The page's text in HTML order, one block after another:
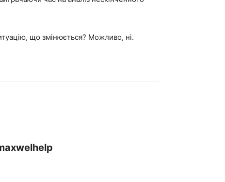
що змінюється? Можливо, ні.